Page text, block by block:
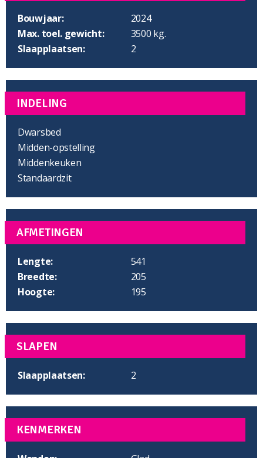
Bouwjaar:
2024
Max. toel. gewicht:
3500 kg.
Slaapplaatsen:
2
INDELING
Dwarsbed
Midden-opstelling
Middenkeuken
Standaardzit
AFMETINGEN
Lengte:
541
Breedte:
205
Hoogte:
195
SLAPEN
Slaapplaatsen: 2
KENMERKEN